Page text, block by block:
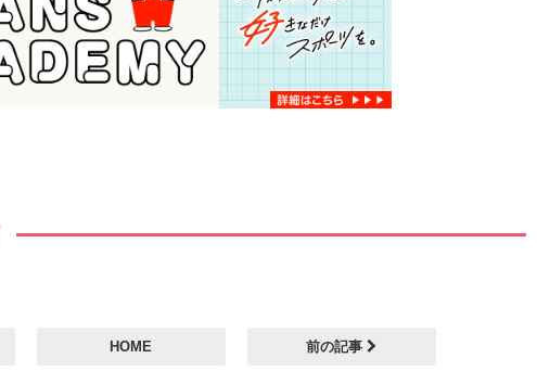
HOME 前の記事